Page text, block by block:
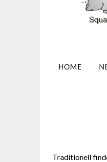
HOME
Traditionell